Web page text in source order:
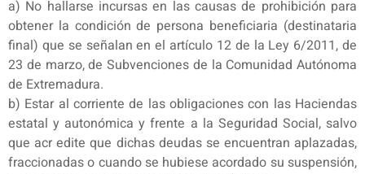
a) No hallarse incursas en las causas de prohibición para
obtener la condición de persona beneficiaria (destinataria
final) que se señalan en el artículo 12 de la Ley 6/2011, de
23 de marzo, de Subvenciones de la Comunidad Autónoma
de Extremadura.
b) Estar al corriente de las obligaciones con las Haciendas
estatal y autonómica y frente a la Seguridad Social, salvo
que acr edite que dichas deudas se encuentran aplazadas,
fraccionadas o cuando se hubiese acordado su suspensión,